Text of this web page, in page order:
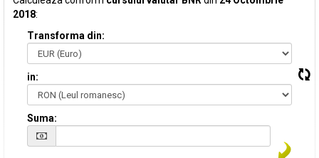
2018:
Transforma din:
in:
Suma: